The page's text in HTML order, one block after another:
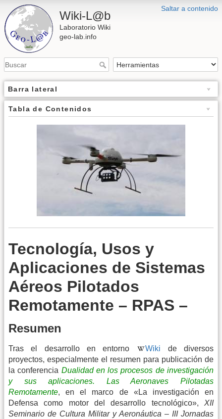
Saltar a contenido
Wiki-L@b
Laboratorio Wiki
geo-lab.info
Barra lateral
Tabla de Contenidos
Tecnología, Usos y
Aplicaciones de Sistemas
Aéreos Pilotados
Remotamente – RPAS –
Resumen
Tras el desarrollo en entorno Wiki de diversos
proyectos, especialmente el resumen para publicación de
la conferencia Dualidad en los procesos de investigación
y sus aplicaciones. Las Aeronaves Pilotadas
Remotamente, en el marco de «La investigación en
Defensa como motor del desarrollo tecnológico», XII
Seminario de Cultura Militar y Aeronáutica – III Jornadas